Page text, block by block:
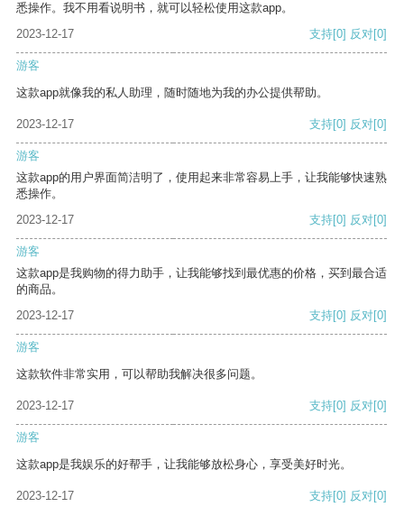
悉操作。我不用看说明书，就可以轻松使用这款app。
2023-12-17
支持[0] 反对[0]
游客
这款app就像我的私人助理，随时随地为我的办公提供帮助。
2023-12-17 支持[0] 反对[0]
游客
这款app的用户界面简洁明了，使用起来非常容易上手，让我能够快速熟
悉操作。
2023-12-17
支持[0] 反对[0]
游客
这款app是我购物的得力助手，让我能够找到最优惠的价格，买到最合适
的商品。
2023-12-17
支持[0] 反对[0]
游客
这款软件非常实用，可以帮助我解决很多问题。
2023-12-17 支持[0] 反对[0]
游客
这款app是我娱乐的好帮手，让我能够放松身心，享受美好时光。
2023-12-17 支持[0] 反对[0]